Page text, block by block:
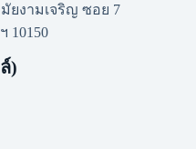
ยงามเจริญ ซอย 7
10150
)